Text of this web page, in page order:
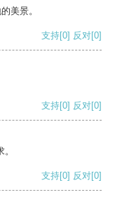
美景。
支持[0] 反对[0]
支持[0] 反对[0]
支持[0] 反对[0]